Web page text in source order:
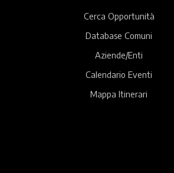
Cerca Opportunità
Database Comuni
Aziende/Enti
Calendario Eventi
Mappa Itinerari